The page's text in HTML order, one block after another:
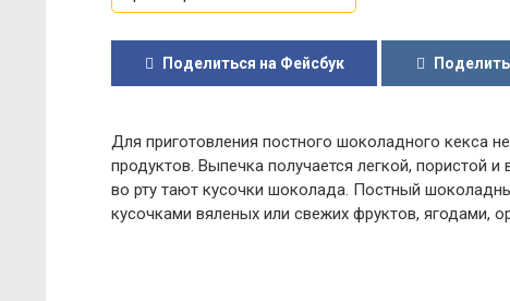
Поделиться на Фейсбук
Для приготовления постного шоколадного кекса
продуктов. Выпечка получается легкой,
во рту тают кусочки шоколада. Постный
кусочками вяленых или свежих фруктов, ягодами,